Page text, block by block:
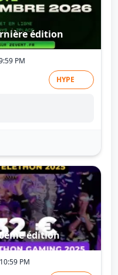
édition
PM
HYPE
édition
PM